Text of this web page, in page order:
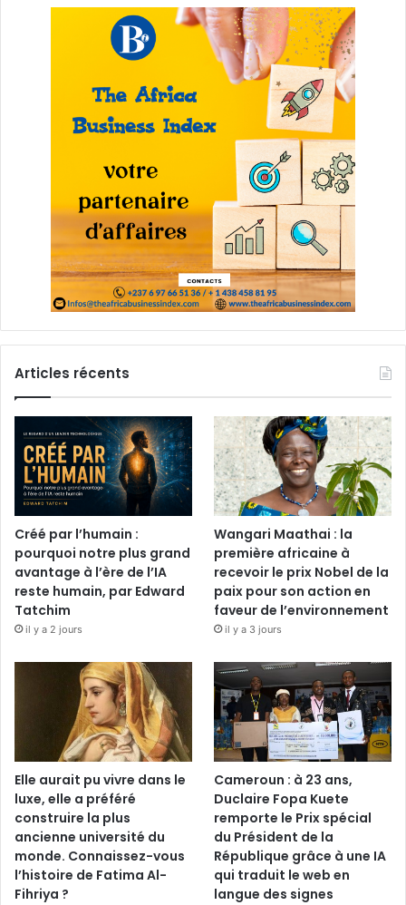
Articles récents
Créé par l’humain :
pourquoi notre plus grand
avantage à l’ère de l’IA
reste humain, par Edward
Tatchim
il y a 2 jours
Wangari Maathai : la
première africaine à
recevoir le prix Nobel de la
paix pour son action en
faveur de l’environnement
il y a 3 jours
Elle aurait pu vivre dans le
luxe, elle a préféré
construire la plus
ancienne université du
monde. Connaissez-vous
l’histoire de Fatima Al-
Fihriya ?
Cameroun : à 23 ans,
Duclaire Fopa Kuete
remporte le Prix spécial
du Président de la
République grâce à une IA
qui traduit le web en
langue des signes